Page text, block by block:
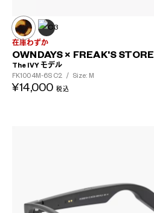
在庫わずか
OWNDAYS × FREAK'S STORE
The IVY モデル
FK1004M-6S C2 / Size: M
¥14,000 税込